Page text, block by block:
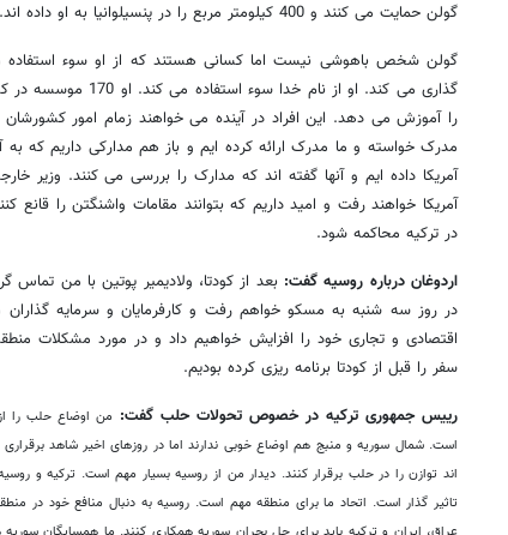
گولن حمایت می کنند و 400 کیلومتر مربع را در پنسیلوانیا به او داده اند.
گولن شخص باهوشی نیست اما کسانی هستند که از او سوء استفاده
گذاری می کند. او از
را آموزش می دهد. این افراد در آینده می خواهند زمام امور کشورشان
آمریکا داده ایم و آنها گفته اند که مدارک را بررسی می کنند. وزیر
آمریکا خواهند رفت و امید داریم که بتوانند مقامات واشنگتن را قانع
در ترکیه محاکمه شود.
اردوغان درباره روسیه گفت: بعد از کودتا، ولادیمیر پوتین با من
در روز سه شنبه به مسکو خواهم رفت و کارفرمایان و سرمایه
اقتصادی و تجاری خود را افزایش خواهیم داد و در مورد مشکلات
سفر را قبل از کودتا برنامه ریزی کرده بودیم.
رییس جمهوری ترکیه در خصوص تحولات حلب گفت: من اوضاع حلب را
است. شمال سوریه و منبج هم اوضاع خوبی ندارند اما در روزهای اخیر شاهد
اند توازن را در حلب برقرار کنند. دیدار من از روسیه بسیار مهم است. ترکیه و
تاثیر گذار است. اتحاد ما برای منطقه مهم است. روسیه به دنبال منافع خود در